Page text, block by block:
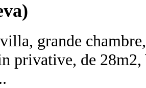
grande
privative, de